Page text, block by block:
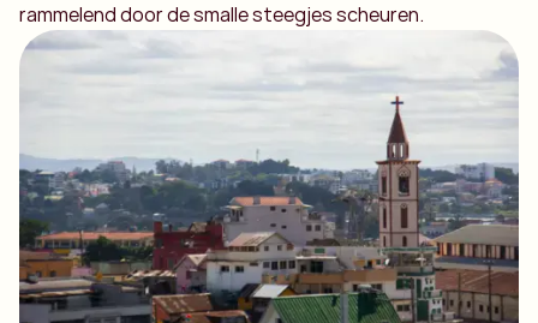
rammelend door de smalle steegjes scheuren.